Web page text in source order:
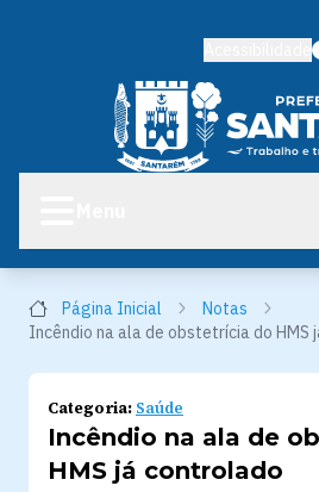
Página Inicial
Notas
Incêndio na ala de obstetrícia do HMS
Categoria: Saúde
Incêndio na ala de
HMS já controlado